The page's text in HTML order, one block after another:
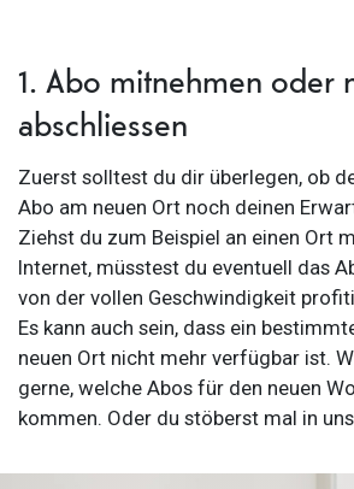
1. Abo mitnehmen oder
abschliessen
Zuerst solltest du dir überlegen, ob
Abo am neuen Ort noch deinen
Ziehst du zum Beispiel an einen Ort
Internet, müsstest du eventuell das
von der vollen Geschwindigkeit
Es kann auch sein, dass ein
neuen Ort nicht mehr verfügbar ist.
gerne, welche Abos für den neuen
kommen. Oder du stöberst mal in